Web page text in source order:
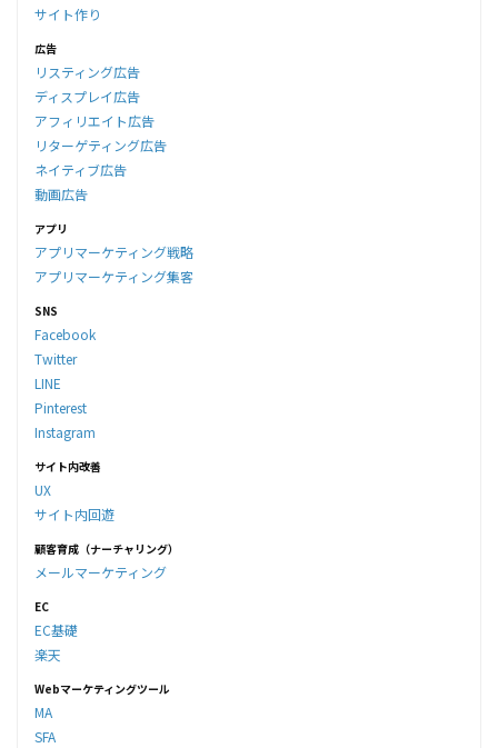
サイト作り
広告
リスティング広告
ディスプレイ広告
アフィリエイト広告
リターゲティング広告
ネイティブ広告
動画広告
アプリ
アプリマーケティング戦略
アプリマーケティング集客
SNS
Facebook
Twitter
LINE
Pinterest
Instagram
サイト内改善
UX
サイト内回遊
顧客育成（ナーチャリング）
メールマーケティング
EC
EC基礎
楽天
Webマーケティングツール
MA
SFA